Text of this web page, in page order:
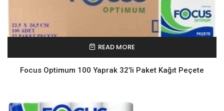
READ MORE
Focus Optimum 100 Yaprak 32’li Paket Kağıt Peçete